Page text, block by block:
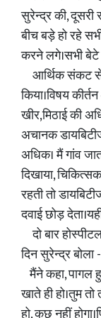
सुरेन्द्र की,
बीच बड़े हो रहे
करने लगे।सभी बेटे
आर्थिक संकट
किया।विषय
खीर,मिठाई की
अचानक
अधिक। मैं गांव
दिखाया,
रहती तो
दवाई छोड़
दो बार
दिन सुरेन्द्र
मैंने कहा, पागल
खाते ही हो।तुम